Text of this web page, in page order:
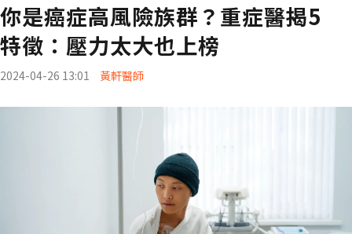
你是癌症高風險族群？重症醫揭5
特徵：壓力太大也上榜
2024-04-26 13:01 黃軒醫師